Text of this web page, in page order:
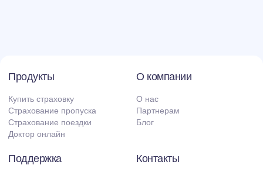
О компании
О нас
Партнерам
Блог
Поддержка
Продукты
Купить страховку
Страхование пропуска
Страхование поездки
Доктор онлайн
Контакты